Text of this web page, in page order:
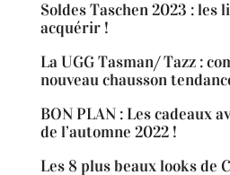
Soldes Taschen 2023 : les
acquérir !
La UGG Tasman/ Tazz :
nouveau chausson
BON PLAN : Les cadeaux
de l’automne 2022 !
Les 8 plus beaux looks de